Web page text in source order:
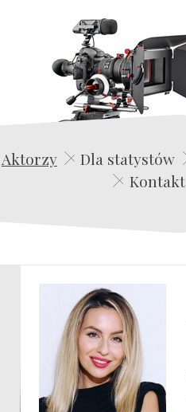
Aktorzy Dla statystów
Kontakt